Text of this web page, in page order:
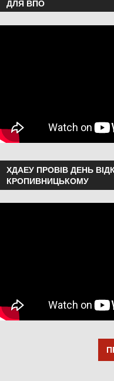
ДЛЯ ВПО
ХДАЕУ ПРОВІВ ДЕНЬ
КРОПИВНИЦЬКОМУ